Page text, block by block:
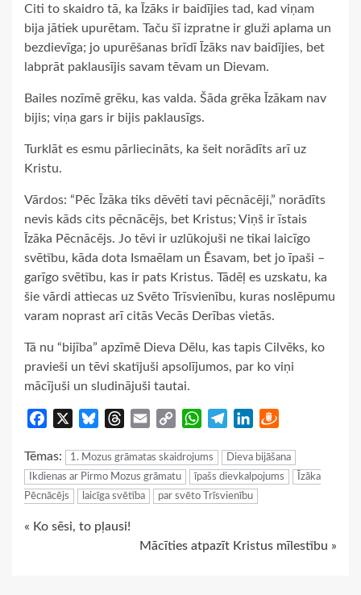
Citi to skaidro tā, ka Īzāks ir baidījies tad, kad viņam
bija jātiek upurētam. Taču šī izpratne ir gluži aplama un
bezdievīga; jo upurēšanas brīdī Īzāks nav baidījies, bet
labprāt paklausījis savam tēvam un Dievam.
Bailes nozīmē grēku, kas valda. Šāda grēka Īzākam nav
bijis; viņa gars ir bijis paklausīgs.
Turklāt es esmu pārliecināts, ka šeit norādīts arī uz
Kristu.
Vārdos: “Pēc Īzāka tiks dēvēti tavi pēcnācēji,” norādīts
nevis kāds cits pēcnācējs, bet Kristus; Viņš ir īstais
Īzāka Pēcnācējs. Jo tēvi ir uzlūkojuši ne tikai laicīgo
svētību, kāda dota Ismaēlam un Ēsavam, bet jo īpaši –
garīgo svētību, kas ir pats Kristus. Tādēļ es uzskatu, ka
šie vārdi attiecas uz Svēto Trīsvienību, kuras noslēpumu
varam noprast arī citās Vecās Derības vietās.
Tā nu “bijība” apzīmē Dieva Dēlu, kas tapis Cilvēks, ko
pravieši un tēvi skatījuši apsolījumos, par ko viņi
mācījuši un sludinājuši tautai.
Facebook BlueskyThreads
Email
Copy
WhatsApp
TelegramLinkedIn
Tēmas: 1. Mozus grāmatas skaidrojums
Dieva bijāšana
Ikdienas ar Pirmo Mozus grāmatu
īpašs dievkalpojums
Īzāka
Pēcnācējs
laicīga svētība par svēto Trīsvienību
Continue
« Ko sēsi, to pļausi!
Mācīties atpazīt Kristus mīlestību »